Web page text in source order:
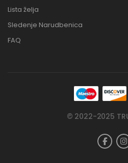
Lista želja
Sledenje Narudbenica
FAQ
© 2022-2025